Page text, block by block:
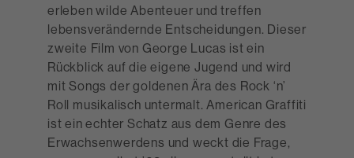
erleben wilde Abenteuer und treffen
lebensverändernde Entscheidungen. Dieser
zweite Film von George Lucas ist ein
Rückblick auf die eigene Jugend und wird
mit Songs der goldenen Ära des Rock ‘n’
Roll musikalisch untermalt. American Graffiti
ist ein echter Schatz aus dem Genre des
Erwachsenwerdens und weckt die Frage,